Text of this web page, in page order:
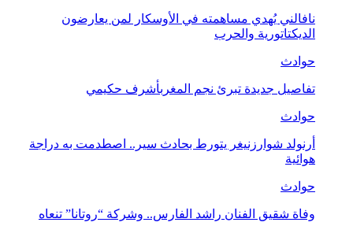
نافالني يُهدي مساهمته في الأوسكار لمن يعارضون
الديكتاتورية والحرب
حوادث
تفاصيل جديدة تبرئ نجم المغربأشرف حكيمي
حوادث
أرنولد شوارزنيغر يتورط بحادث سير.. اصطدمت به دراجة
هوائية
حوادث
وفاة شقيق الفنان راشد الفارس.. وشركة “روتانا” تنعاه